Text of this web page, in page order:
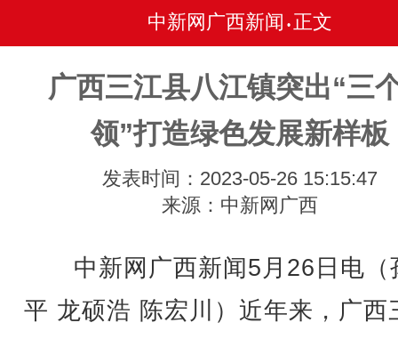
中新网广西新闻 • 正文
广西三江县八江镇突出“三
领”打造绿色发展新样板
发表时间：2023-05-26 15:15:47
来源：中新网广西
中新网广西新闻5月26日电（
平 龙硕浩 陈宏川）近年来，广西